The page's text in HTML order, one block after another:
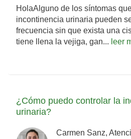
HolaAlguno de los síntomas
incontinencia urinaria pueden
frecuencia sin que exista una
tiene llena la vejiga, gan... leer
¿Cómo puedo controlar la
urinaria?
Carmen Sanz,